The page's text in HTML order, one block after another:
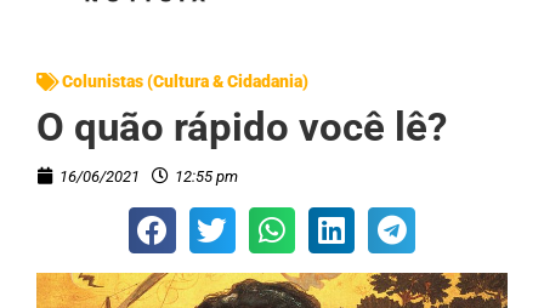
Colunistas (Cultura & Cidadania)
O quão rápido você lê?
16/06/2021 12:55 pm